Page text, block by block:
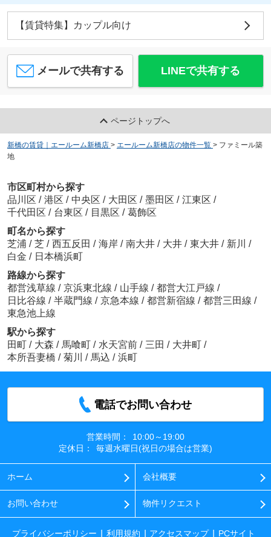
【賃貸特集】カップル向け
メールで共有する LINEで共有する
ページトップへ
新橋の賃貸｜エールーム新橋店 > エールーム新橋店の物件一覧 > ファミール築
地
市区町村から探す
品川区 / 港区 / 中央区 / 大田区 / 墨田区 / 江東区 /
千代田区 / 台東区 / 目黒区 / 葛飾区
町名から探す
芝浦 / 芝 / 西五反田 / 海岸 / 南大井 / 大井 / 東大井 / 新川 /
白金 / 日本橋浜町
路線から探す
都営浅草線 / 京浜東北線 / 山手線 / 都営大江戸線 /
日比谷線 / 半蔵門線 / 京急本線 / 都営新宿線 / 都営三田線 /
東急池上線
駅から探す
田町 / 大森 / 馬喰町 / 水天宮前 / 三田 / 大井町 /
本所吾妻橋 / 菊川 / 馬込 / 浜町
電話でお問い合わせ
営業時間：
10:00～19:00
定休日：
毎週水曜日(祝日の場合は営業)
ホーム 会社概要
お問い合わせ 物件リクエスト
プライバシーポリシー 利用規約 アクセスマップ PCサイト